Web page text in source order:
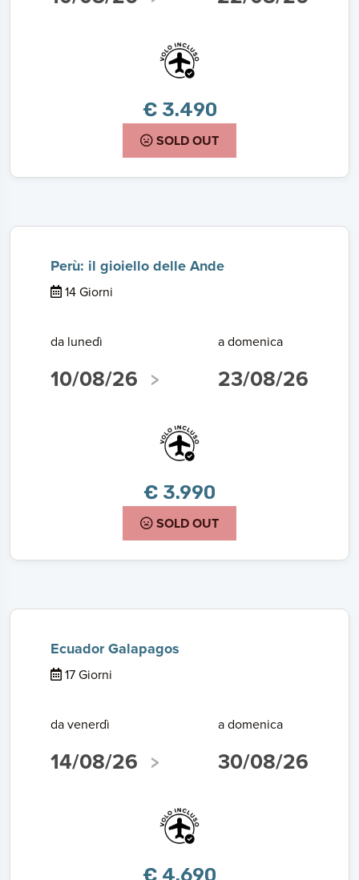
€ 3.490
SOLD OUT
Perù: il gioiello delle Ande
14 Giorni
da lunedì
10/08/26
a domenica
23/08/26
€ 3.990
SOLD OUT
Ecuador Galapagos
17 Giorni
da venerdì
14/08/26
a domenica
30/08/26
€ 4.690